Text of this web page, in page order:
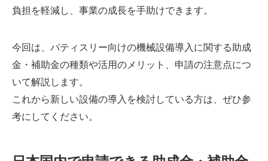
負担を軽減し、事業の成長を手助けできます。
今回は、パティスリー向けの機械設備導入に関する助成
金・補助金の種類や活用のメリット、申請の注意点につ
いて解説します。
これから新しい設備の導入を検討している方は、ぜひ参
考にしてください。